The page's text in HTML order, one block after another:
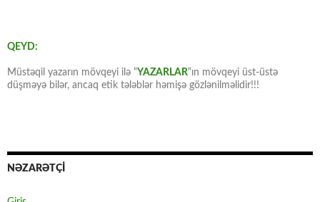
QEYD:
Müstəqil yazarın mövqeyi ilə “YAZARLAR“ın mövqeyi üst-üstə
düşməyə bilər, ancaq etik tələblər həmişə gözlənilməlidir!!!
NƏZARƏTÇİ